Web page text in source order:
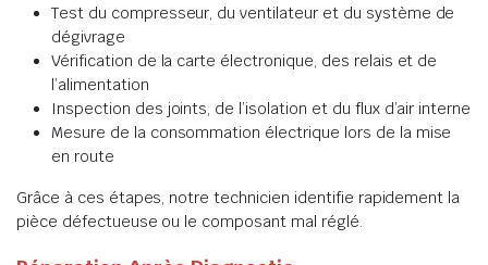
Test du compresseur, du ventilateur et du système de
dégivrage
Vérification de la carte électronique, des relais et de
l’alimentation
Inspection des joints, de l’isolation et du flux d’air interne
Mesure de la consommation électrique lors de la mise
en route
Grâce à ces étapes, notre technicien identifie rapidement la
pièce défectueuse ou le composant mal réglé.